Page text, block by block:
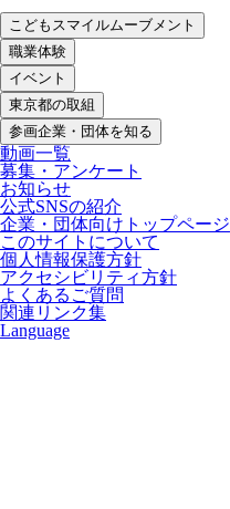
こどもスマイルムーブメント
職業体験
イベント
東京都の取組
参画企業・団体を知る
動画一覧
募集・アンケート
お知らせ
公式SNSの紹介
企業・団体向けトップページ
このサイトについて
個人情報保護方針
アクセシビリティ方針
よくあるご質問
関連リンク集
Language